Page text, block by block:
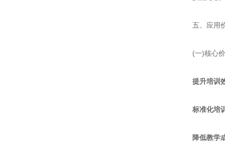
五、应用价
(一)核心价
提升培训
标准化培
降低教学